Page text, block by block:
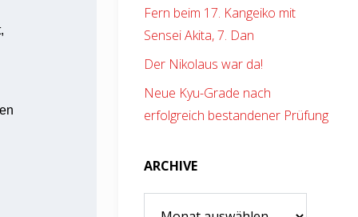
Fern beim 17. Kangeiko mit
Sensei Akita, 7. Dan
Der Nikolaus war da!
Neue Kyu-Grade nach
erfolgreich bestandener Prüfung
ARCHIVE